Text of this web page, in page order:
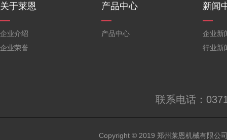
关于莱恩
企业介绍
企业荣誉
产品中心
产品中心
新闻
企业新
行业新
联系电话：
Copyright © 2019 郑州莱恩机械有限公